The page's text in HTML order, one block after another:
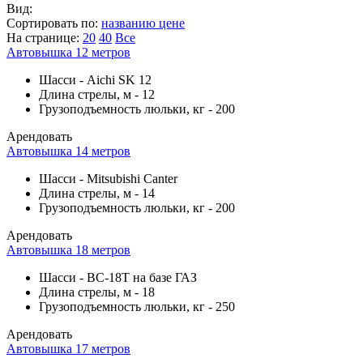
Вид:
Сортировать по: названию цене
На странице: 20 40 Все
Автовышка 12 метров
Шасси - Aichi SK 12
Длина стрелы, м - 12
Грузоподъемность люльки, кг - 200
Арендовать
Автовышка 14 метров
Шасси - Mitsubishi Canter
Длина стрелы, м - 14
Грузоподъемность люльки, кг - 200
Арендовать
Автовышка 18 метров
Шасси - ВС-18Т на базе ГАЗ
Длина стрелы, м - 18
Грузоподъемность люльки, кг - 250
Арендовать
Автовышка 17 метров